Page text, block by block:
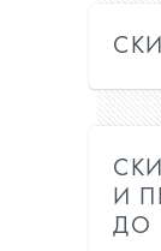
И
ДО